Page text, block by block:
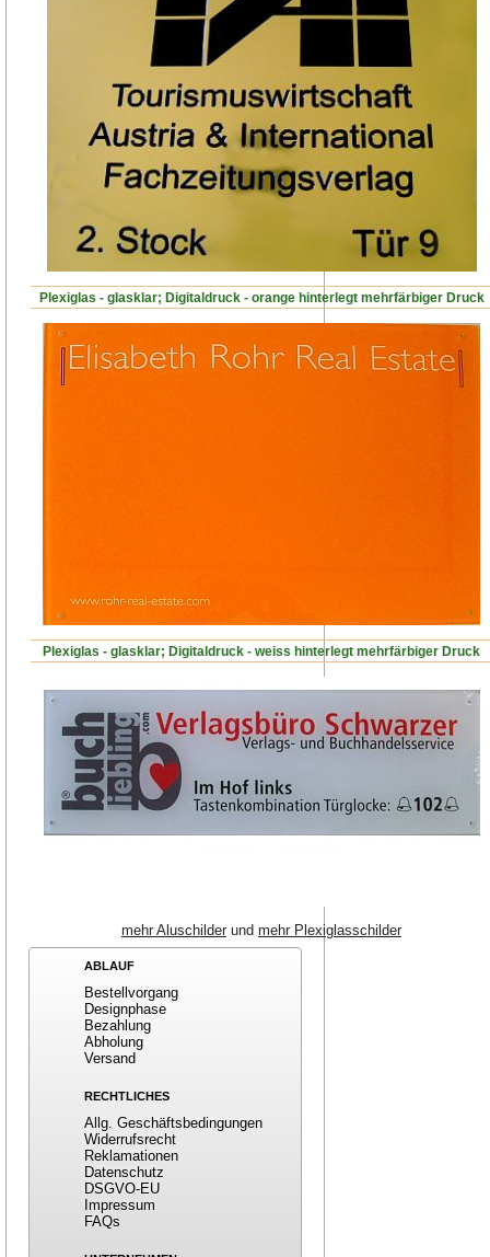
Plexiglas - glasklar; Digitaldruck - orange hinterlegt mehrfärbiger Druck
Plexiglas - glasklar; Digitaldruck - weiss hinterlegt mehrfärbiger Druck
mehr Aluschilder und mehr Plexiglasschilder
ABLAUF
Bestellvorgang
Designphase
Bezahlung
Abholung
Versand
RECHTLICHES
Allg. Geschäftsbedingungen
Widerrufsrecht
Reklamationen
Datenschutz
DSGVO-EU
Impressum
FAQs